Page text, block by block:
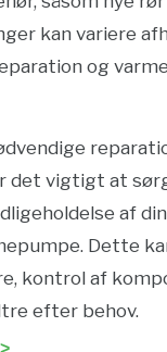
kan variere
og
det vigtigt at
af din
Dette
kontrol af
efter behov.